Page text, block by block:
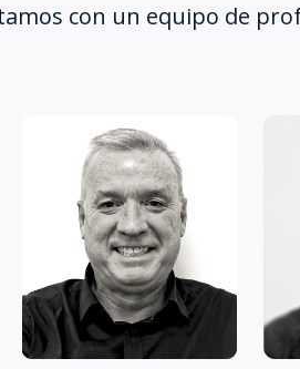
con un equipo de